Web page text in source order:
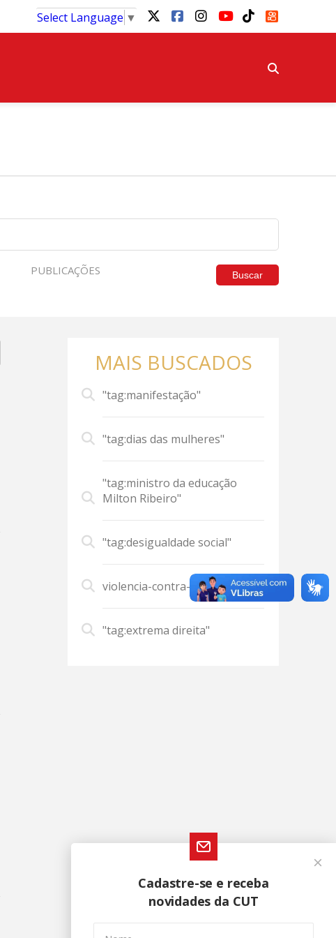
Select Language ▼
PUBLICAÇÕES Buscar
MAIS BUSCADOS
"tag:manifestação"
"tag:dias das mulheres"
"tag:ministro da educação
Milton Ribeiro"
"tag:desigualdade social"
violencia-contra-mulher
"tag:extrema direita"
Cadastre-se e receba
novidades da CUT